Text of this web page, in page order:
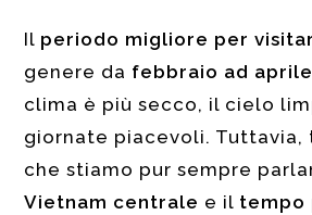
Il periodo migliore per
genere da febbraio ad aprile
clima è più secco, il cielo
giornate piacevoli. Tuttavia,
che stiamo pur sempre
Vietnam centrale e il tempo